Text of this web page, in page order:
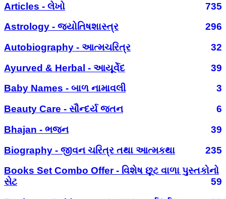
Articles - લેખો
735
Astrology - જ્યોતિષશાસ્ત્ર
296
Autobiography - આત્મચરિત્ર
32
Ayurved & Herbal - આયૂર્વેદ
39
Baby Names - બાળ નામાવલી
3
Beauty Care - સૌન્દર્ય જતન
6
Bhajan - ભજન
39
Biography - જીવન ચરિત્ર તથા આત્મકથા
235
Books Set Combo Offer - વિશેષ છૂટ વાળા પુસ્તકોનો
સેટ
59